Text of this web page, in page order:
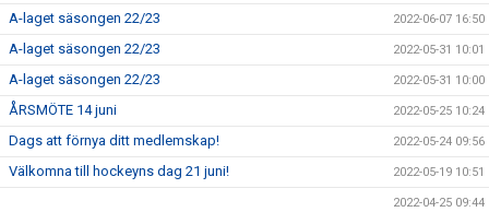
A-laget säsongen 22/23 2022-06-07 16:50
A-laget säsongen 22/23 2022-05-31 10:01
A-laget säsongen 22/23 2022-05-31 10:00
ÅRSMÖTE 14 juni 2022-05-25 10:24
Dags att förnya ditt medlemskap! 2022-05-24 09:56
Välkomna till hockeyns dag 21 juni! 2022-05-19 10:51
2022-04-25 09:44